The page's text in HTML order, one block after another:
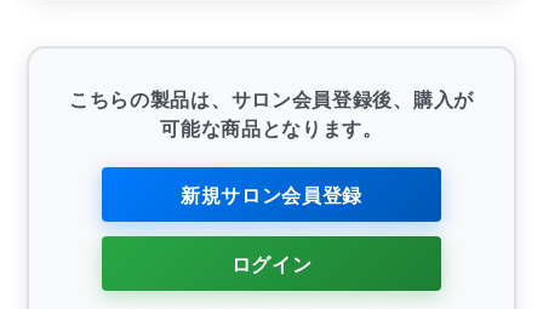
こちらの製品は、サロン会員登録後、購入が
可能な商品となります。
新規サロン会員登録
ログイン